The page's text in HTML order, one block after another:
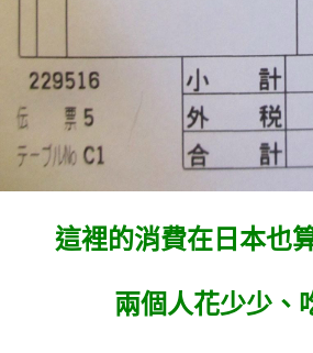
這裡的消費在日本也
兩個人花少少、